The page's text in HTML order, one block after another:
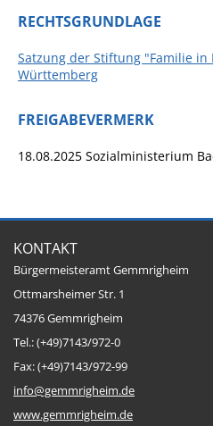
Pop-
RECHTSGRUNDLAGE
Satzung der Stiftung "Familie in
Württemberg
FREIGABEVERMERK
18.08.2025 Sozialministerium
KONTAKT
Bürgermeisteramt Gemmrigheim
Ottmarsheimer Str. 1
74376 Gemmrigheim
Tel.: (+49)7143/972-0
Fax: (+49)7143/972-99
info@gemmrigheim.de
www.gemmrigheim.de